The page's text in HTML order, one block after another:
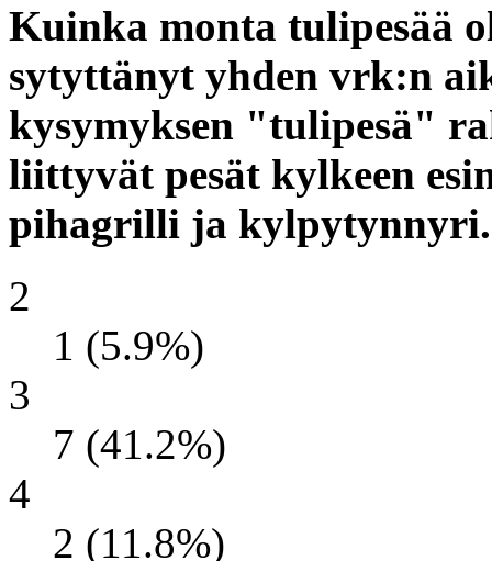
Kuinka monta tulipesää
sytyttänyt yhden vrk:n
kysymyksen "tulipesä"
liittyvät pesät kylkeen
pihagrilli ja kylpytynnyri.
2
1 (5.9%)
3
7 (41.2%)
4
2 (11.8%)